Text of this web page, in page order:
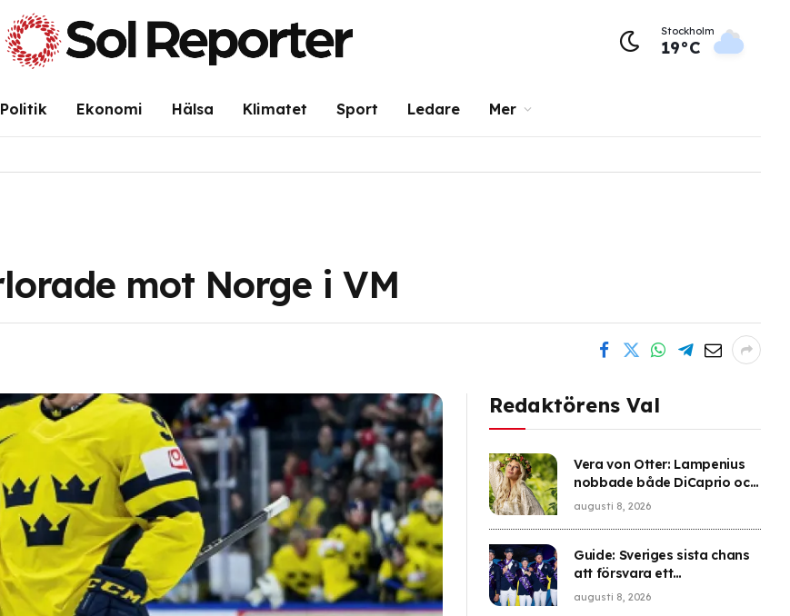
Stockholm
19°C
Politik Ekonomi Hälsa Klimatet Sport Ledare Mer
mot Norge i VM
Redaktörens Val
Vera von Otter: Lampenius
nobbade både DiCaprio och
prins Albert
augusti 8, 2026
Guide: Sveriges sista chans
att försvara ett
mästerskapsguld
augusti 8, 2026